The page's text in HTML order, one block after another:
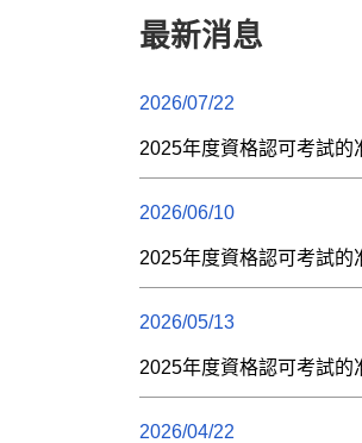
最新消息
2026/07/22
2025年度資格認可考試的
2026/06/10
2025年度資格認可考試的
2026/05/13
2025年度資格認可考試
2026/04/22